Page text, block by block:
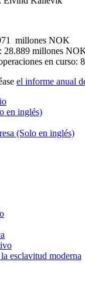
millones NOK
28.889 millones
en
el informe anual
en inglés)
(Solo en inglés)
esclavitud moderna